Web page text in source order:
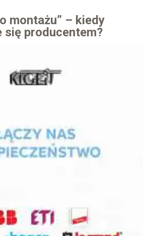
montażu” – kiedy
producentem?